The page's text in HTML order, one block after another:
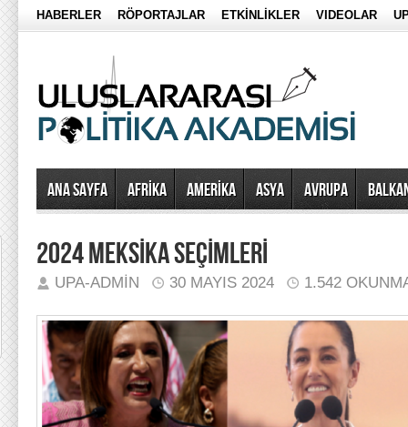
HABERLER RÖPORTAJLAR ETKİNLİKLER VIDEOLAR
Ana Sayfa AFRİKA AMERİKA ASYA AVRUPA
2024 MEKSİKA SEÇİMLERİ
UPA-ADMIN 30 MAYIS 2024 1.542